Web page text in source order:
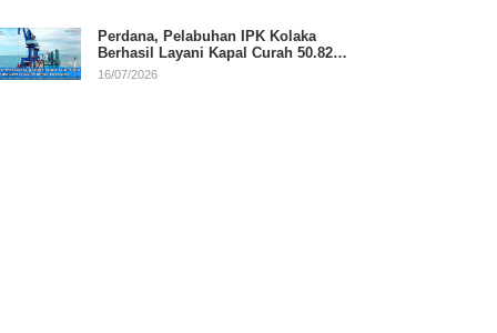
Perdana, Pelabuhan IPK Kolaka
Berhasil Layani Kapal Curah 50.820
Ton
16/07/2026